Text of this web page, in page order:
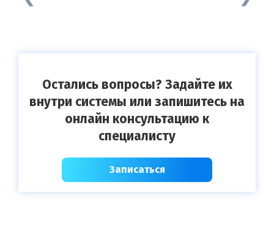
Остались вопросы? Задайте их
внутри системы или запишитесь на
онлайн консультацию к
специалисту
Записаться